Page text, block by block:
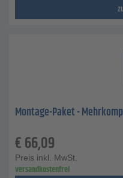
Montage-Paket -
€66,09
Preis inkl. MwSt.
versandkostenfrei